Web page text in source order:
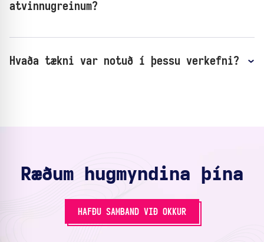
atvinnugreinum?
Hvaða tækni var notuð í þessu verkefni?
Ræðum hugmyndina þína
HAFÐU SAMBAND VIÐ OKKUR